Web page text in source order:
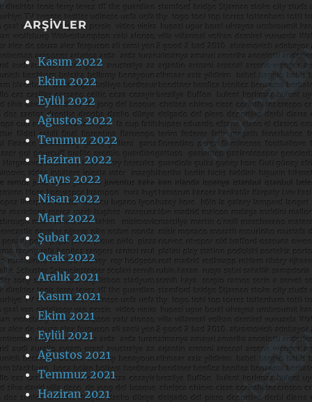
ARŞIVLER
Kasım 2022
Ekim 2022
Eylül 2022
Ağustos 2022
Temmuz 2022
Haziran 2022
Mayıs 2022
Nisan 2022
Mart 2022
Şubat 2022
Ocak 2022
Aralık 2021
Kasım 2021
Ekim 2021
Eylül 2021
Ağustos 2021
Temmuz 2021
Haziran 2021